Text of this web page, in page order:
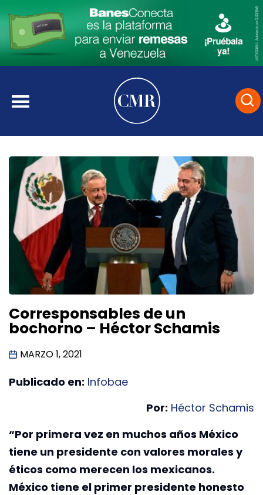
Corresponsables de un
bochorno – Héctor Schamis
MARZO 1, 2021
Publicado en: Infobae
Por: Héctor Schamis
“Por primera vez en muchos años México
tiene un presidente con valores morales y
éticos como merecen los mexicanos.
México tiene el primer presidente honesto